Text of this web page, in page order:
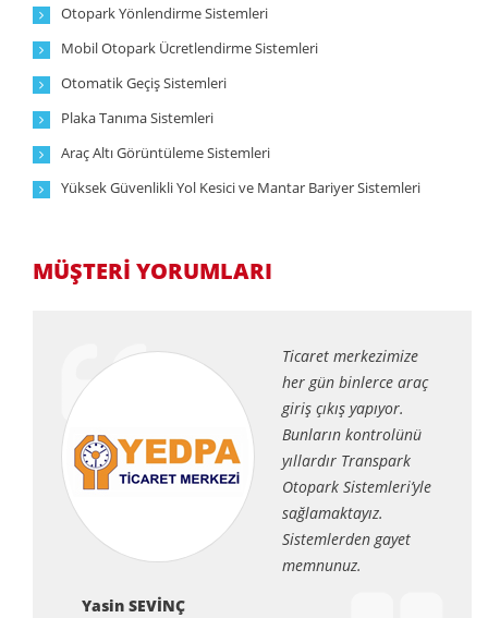
Otopark Yönlendirme Sistemleri
Mobil Otopark Ücretlendirme Sistemleri
Otomatik Geçiş Sistemleri
Plaka Tanıma Sistemleri
Araç Altı Görüntüleme Sistemleri
Yüksek Güvenlikli Yol Kesici ve Mantar Bariyer Sistemleri
MÜŞTERİ YORUMLARI
Ticaret merkezimize
her gün binlerce araç
giriş çıkış yapıyor.
Bunların kontrolünü
yıllardır Transpark
Otopark Sistemleri’yle
sağlamaktayız.
Sistemlerden gayet
memnunuz.
Yasin SEVİNÇ